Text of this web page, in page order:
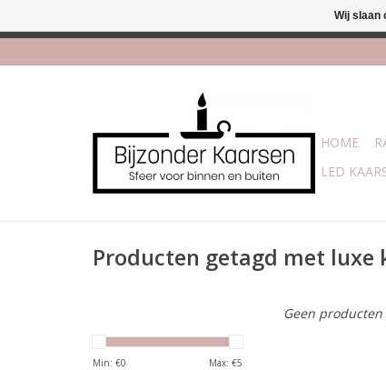
HOME
LED
Producten getagd met luxe
Min: €0 Max: €5
Geen
Wij slaan
Afhalen is